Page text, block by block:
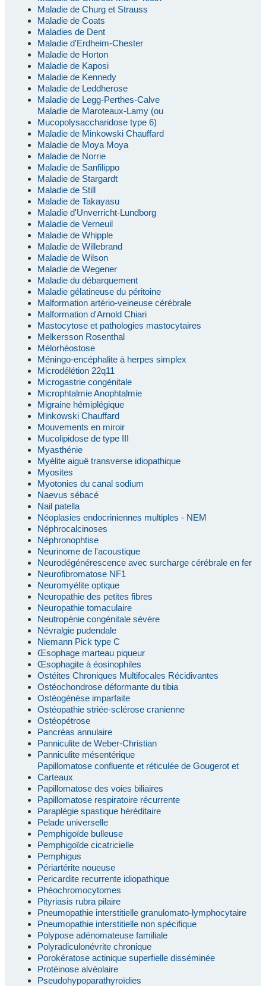
Maladie de Churg et Strauss
Maladie de Coats
Maladies de Dent
Maladie d'Erdheim-Chester
Maladie de Horton
Maladie de Kaposi
Maladie de Kennedy
Maladie de Leddherose
Maladie de Legg-Perthes-Calve
Maladie de Maroteaux-Lamy (ou
Mucopolysaccharidose type 6)
Maladie de Minkowski Chauffard
Maladie de Moya Moya
Maladie de Norrie
Maladie de Sanfilippo
Maladie de Stargardt
Maladie de Still
Maladie de Takayasu
Maladie d'Unverricht-Lundborg
Maladie de Verneuil
Maladie de Whipple
Maladie de Willebrand
Maladie de Wilson
Maladie de Wegener
Maladie du débarquement
Maladie gélatineuse du péritoine
Malformation artério-veineuse cérébrale
Malformation d'Arnold Chiari
Mastocytose et pathologies mastocytaires
Melkersson Rosenthal
Mélorhéostose
Méningo-encéphalite à herpes simplex
Microdélétion 22q11
Microgastrie congénitale
Microphtalmie Anophtalmie
Migraine hémiplégique
Minkowski Chauffard
Mouvements en miroir
Mucolipidose de type III
Myasthénie
Myélite aiguë transverse idiopathique
Myosites
Myotonies du canal sodium
Naevus sébacé
Nail patella
Néoplasies endocriniennes multiples - NEM
Néphrocalcinoses
Néphronophtise
Neurinome de l'acoustique
Neurodégénérescence avec surcharge cérébrale en fer
Neurofibromatose NF1
Neuromyélite optique
Neuropathie des petites fibres
Neuropathie tomaculaire
Neutropénie congénitale sévère
Névralgie pudendale
Niemann Pick type C
Œsophage marteau piqueur
Œsophagite à éosinophiles
Ostéites Chroniques Multifocales Récidivantes
Ostéochondrose déformante du tibia
Ostéogénèse imparfaite
Ostéopathie striée-sclérose cranienne
Ostéopétrose
Pancréas annulaire
Panniculite de Weber-Christian
Panniculite mésentérique
Papillomatose confluente et réticulée de Gougerot et
Carteaux
Papillomatose des voies biliaires
Papillomatose respiratoire récurrente
Paraplégie spastique héréditaire
Pelade universelle
Pemphigoïde bulleuse
Pemphigoïde cicatricielle
Pemphigus
Périartérite noueuse
Pericardite recurrente idiopathique
Phéochromocytomes
Pityriasis rubra pilaire
Pneumopathie interstitielle granulomato-lymphocytaire
Pneumopathie interstitielle non spécifique
Polypose adénomateuse familiale
Polyradiculonévrite chronique
Porokératose actinique superfielle disséminée
Protéinose alvéolaire
Pseudohypoparathyroïdies